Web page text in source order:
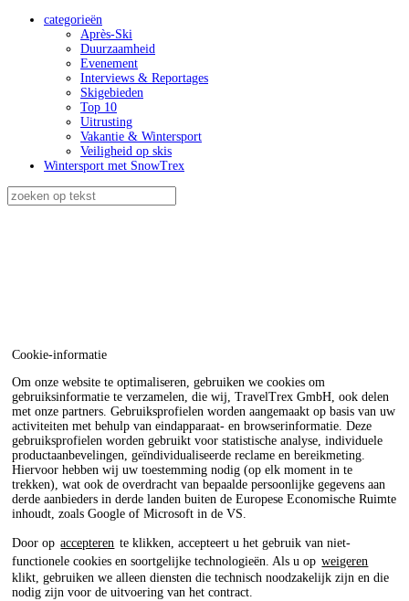
Cookie-informatie
Om onze website te optimaliseren, gebruiken we cookies om
gebruiksinformatie te verzamelen, die wij, TravelTrex GmbH, ook delen
met onze partners. Gebruiksprofielen worden aangemaakt op basis van uw
activiteiten met behulp van eindapparaat- en browserinformatie. Deze
gebruiksprofielen worden gebruikt voor statistische analyse, individuele
productaanbevelingen, geïndividualiseerde reclame en bereikmeting.
Hiervoor hebben wij uw toestemming nodig (op elk moment in te
trekken), wat ook de overdracht van bepaalde persoonlijke gegevens aan
derde aanbieders in derde landen buiten de Europese Economische Ruimte
inhoudt, zoals Google of Microsoft in de VS.
Door op accepteren te klikken, accepteert u het gebruik van niet-
functionele cookies en soortgelijke technologieën. Als u op weigeren
klikt, gebruiken we alleen diensten die technisch noodzakelijk zijn en die
nodig zijn voor de uitvoering van het contract.
categorieën
Après-Ski
Duurzaamheid
Evenement
Interviews & Reportages
Skigebieden
Top 10
Uitrusting
Vakantie & Wintersport
Veiligheid op skis
Wintersport met SnowTrex